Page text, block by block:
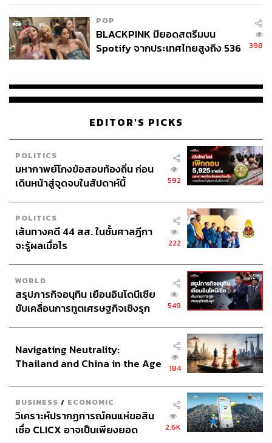
POP
BLACKPINK มียอดสตรีมบน
Spotify จากประเทศไทยสูงถึง 536
398
EDITOR'S PICKS
POLITICS
มหากาพย์โกงข้อสอบท้องถิ่น ก่อน
เดินหน้าสู่จุดจบในสัปดาห์นี้
592
POLITICS
เส้นทางคดี 44 สส. ในชั้นศาลฎีกา
จะรู้ผลเมื่อไร
222
WORLD
สรุปภารกิจอนุทิน เยือนอินโดนีเซีย
ขับเคลื่อนการทูตเศรษฐกิจเชิงรุก
549
Navigating Neutrality:
Thailand and China in the Age
184
BUSINESS / ECONOMIC
วิเคราะห์ปรากฏการณ์คนแห่ขอสิน
เชื่อ CLICX อาจเป็นเพียงยอด
2.6K